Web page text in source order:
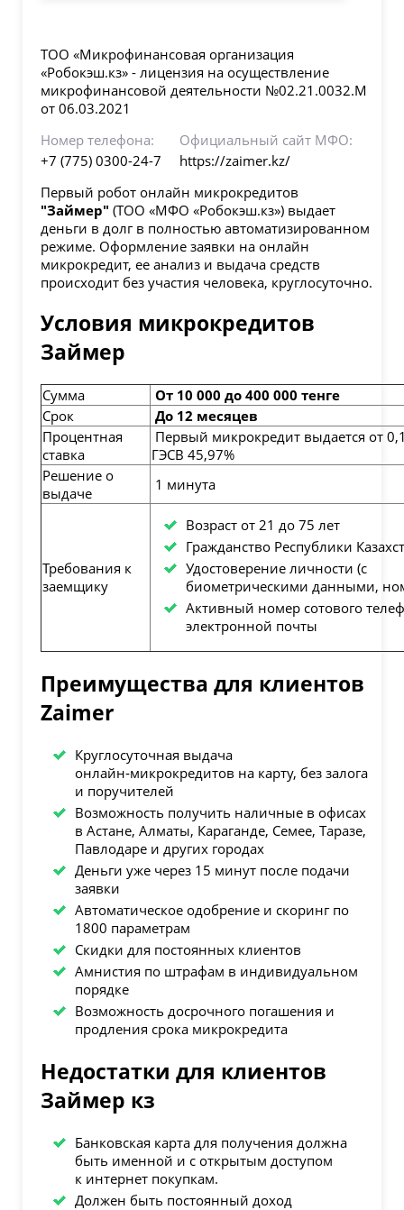
ТОО «Микрофинансовая организация
«Робокэш.кз» - лицензия на осуществление
микрофинансовой деятельности №02.21.0032.М
от 06.03.2021
Номер телефона:
+7 (775) 0300-24-7
Официальный сайт МФО:
https://zaimer.kz/
Первый робот онлайн микрокредитов
"Займер" (ТОО «МФО «Робокэш.кз») выдает
деньги в долг в полностью автоматизированном
режиме. Оформление заявки на онлайн
микрокредит, ее анализ и выдача средств
происходит без участия человека, круглосуточно.
Условия микрокредитов
Займер
Сумма
От 10 000 до 400 000 тенге
Срок
До 12 месяцев
Процентная
ставка
Первый микрокредит выдается от
ГЭСВ 45,97%
Решение о
выдаче
1 минута
Требования к
заемщику
Возраст от 21 до 75 лет
Гражданство Республики
Удостоверение личности (с
биометрическими данными,
Активный номер сотового
электронной почты
Преимущества для клиентов
Zaimer
Круглосуточная выдача
онлайн‑микрокредитов на карту, без залога
и поручителей
Возможность получить наличные в офисах
в Астане, Алматы, Караганде, Семее, Таразе,
Павлодаре и других городах
Деньги уже через 15 минут после подачи
заявки
Автоматическое одобрение и скоринг по
1800 параметрам
Скидки для постоянных клиентов
Амнистия по штрафам в индивидуальном
порядке
Возможность досрочного погашения и
продления срока микрокредита
Недостатки для клиентов
Займер кз
Банковская карта для получения должна
быть именной и с открытым доступом
к интернет покупкам.
Должен быть постоянный доход